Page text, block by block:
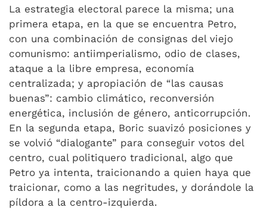
La estrategia electoral parece la misma; una
primera etapa, en la que se encuentra Petro,
con una combinación de consignas del viejo
comunismo: antiimperialismo, odio de clases,
ataque a la libre empresa, economía
centralizada; y apropiación de “las causas
buenas”: cambio climático, reconversión
energética, inclusión de género, anticorrupción.
En la segunda etapa, Boric suavizó posiciones y
se volvió “dialogante” para conseguir votos del
centro, cual politiquero tradicional, algo que
Petro ya intenta, traicionando a quien haya que
traicionar, como a las negritudes, y dorándole la
píldora a la centro-izquierda.